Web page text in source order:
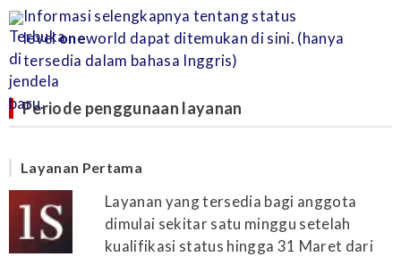
Informasi selengkapnya tentang status
leveloneworld dapat ditemukan di sini. (hanya
tersedia dalam bahasa Inggris)
Periode penggunaan layanan
Layanan Pertama
Layanan yang tersedia bagi anggota
dimulai sekitar satu minggu setelah
kualifikasi status hingga 31 Maret dari